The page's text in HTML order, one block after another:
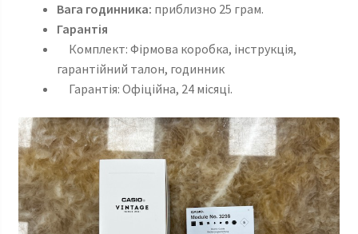
Вага годинника: приблизно 25 грам.
Гарантія
Комплект: Фірмова коробка, інструкція,
гарантійний талон, годинник
Гарантія: Офіційна, 24 місяці.